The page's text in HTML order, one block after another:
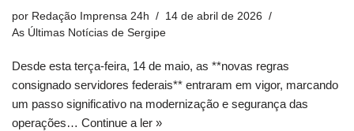
por Redação Imprensa 24h
14 de abril de 2026
As Últimas Notícias de Sergipe
Desde esta terça-feira, 14 de maio, as **novas regras
consignado servidores federais** entraram em vigor, marcando
um passo significativo na modernização e segurança das
operações… Continue a ler »